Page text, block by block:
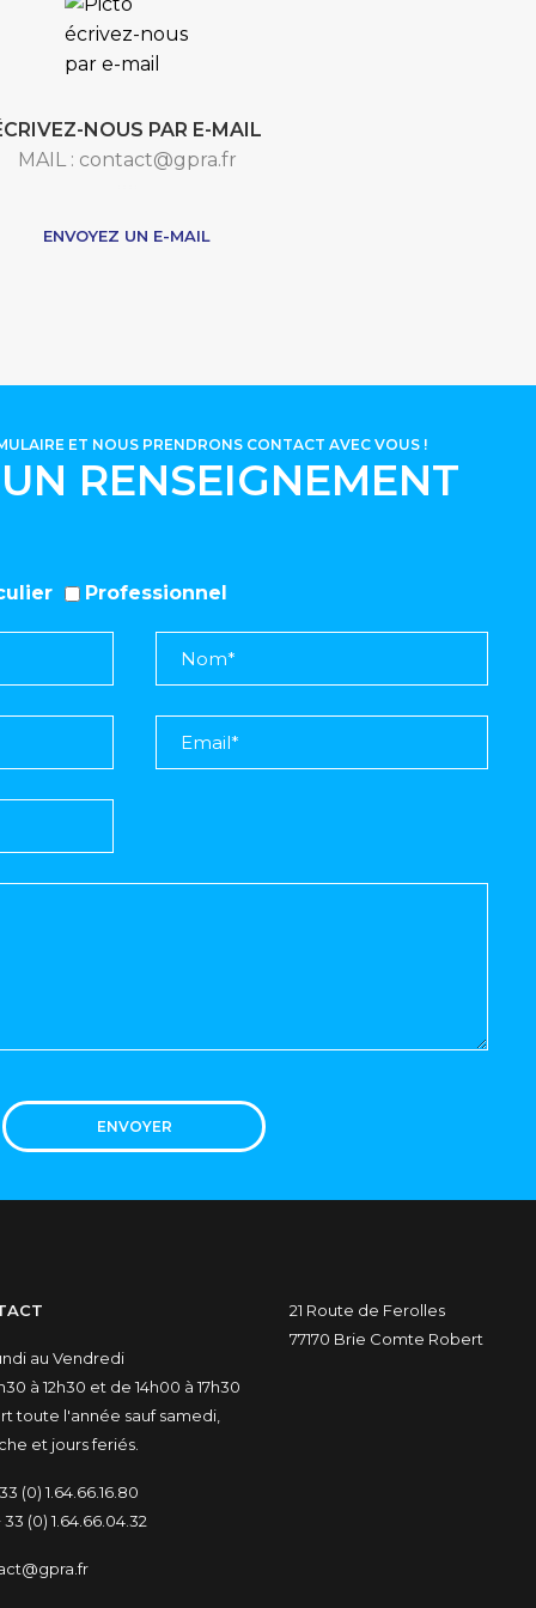
NOUS PAR E-MAIL
MAIL : contact@gpra.fr
ENVOYEZ UN E-MAIL
RENSEIGNEMENT
ET NOUS PRENDRONS CONTACT AVEC VOUS !
Professionnel
ENVOYER
au Vendredi
à 12h30 et de 14h00 à 17h30
toute l'année sauf samedi,
et jours feriés.
(0) 1.64.66.16.80
33 (0) 1.64.66.04.32
21 Route de Ferolles
77170 Brie Comte Robert